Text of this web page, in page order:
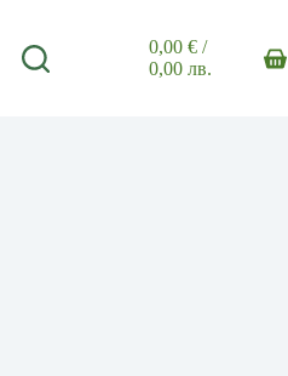
Shopping
0,00 €/
0,00 лв.